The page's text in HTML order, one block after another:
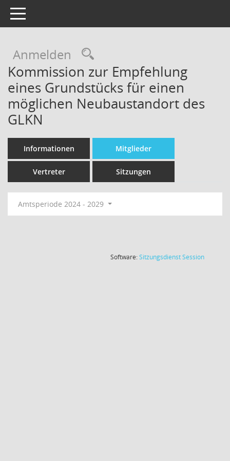
Toggle navigation
Anmelden Rechercheauswahl
Kommission zur Empfehlung
eines Grundstücks für einen
möglichen Neubaustandort des
GLKN
Informationen Mitglieder
Vertreter Sitzungen
Amtsperiode 2024 - 2029
Software:SitzungsdienstSession(Wird in